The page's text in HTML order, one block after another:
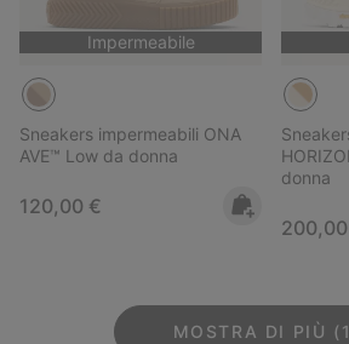
Impermeabile
Sneakers impermeabili ONA
AVE™ Low da donna
Regular price:
120,00 €
donna
MOSTRA DI PIÙ